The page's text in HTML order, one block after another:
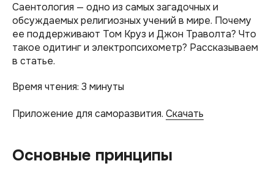
Саентология — одно из самых загадочных и
обсуждаемых религиозных учений в мире. Почему
ее поддерживают Том Круз и Джон Траволта? Что
такое одитинг и электропсихометр? Рассказываем
в статье.
Время чтения: 3 минуты
Приложение для саморазвития. Скачать
Основные принципы